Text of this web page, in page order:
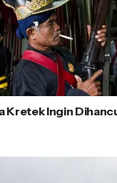
Kretek Ingin